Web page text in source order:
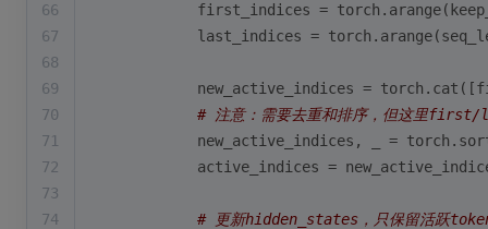
66
first_indices =
67
last_indices =
68
69
new_active_indices =
70
# 注意：需要去重和排序，但这里first/
71
new_active_indices, _ =
72
active_indices =
73
74
# 更新hidden_states，只保留活跃